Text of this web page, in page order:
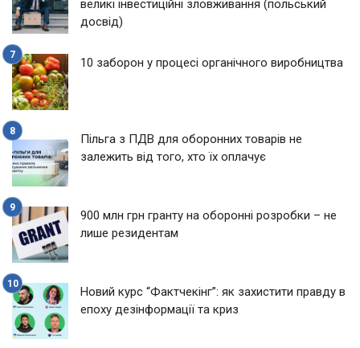
великі інвестиційні зловживання (польський
досвід)
10 заборон у процесі органічного виробництва
Пільга з ПДВ для оборонних товарів не
залежить від того, хто їх оплачує
900 млн грн гранту на оборонні розробки – не
лише резидентам
Новий курс “Фактчекінг”: як захистити правду в
епоху дезінформації та криз